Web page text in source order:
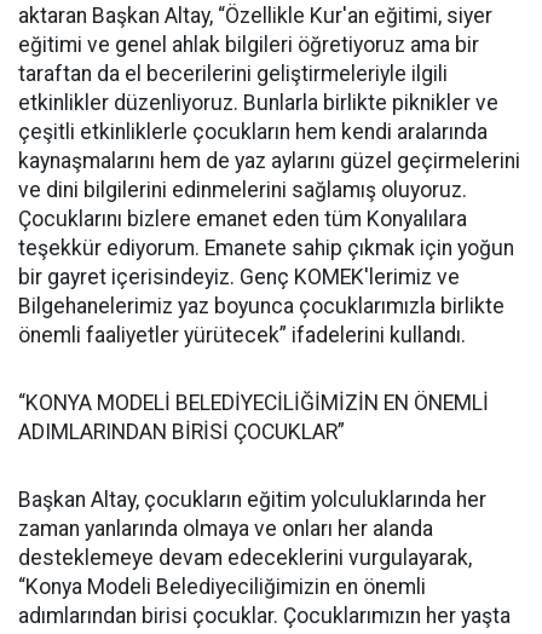
aktaran Başkan Altay, “Özellikle Kur'an eğitimi, siyer
eğitimi ve genel ahlak bilgileri öğretiyoruz ama bir
taraftan da el becerilerini geliştirmeleriyle ilgili
etkinlikler düzenliyoruz. Bunlarla birlikte piknikler ve
çeşitli etkinliklerle çocukların hem kendi aralarında
kaynaşmalarını hem de yaz aylarını güzel geçirmelerini
ve dini bilgilerini edinmelerini sağlamış oluyoruz.
Çocuklarını bizlere emanet eden tüm Konyalılara
teşekkür ediyorum. Emanete sahip çıkmak için yoğun
bir gayret içerisindeyiz. Genç KOMEK'lerimiz ve
Bilgehanelerimiz yaz boyunca çocuklarımızla birlikte
önemli faaliyetler yürütecek” ifadelerini kullandı.
“KONYA MODELİ BELEDİYECİLİĞİMİZİN EN ÖNEMLİ
ADIMLARINDAN BİRİSİ ÇOCUKLAR”
Başkan Altay, çocukların eğitim yolculuklarında her
zaman yanlarında olmaya ve onları her alanda
desteklemeye devam edeceklerini vurgulayarak,
“Konya Modeli Belediyeciliğimizin en önemli
adımlarından birisi çocuklar. Çocuklarımızın her yaşta